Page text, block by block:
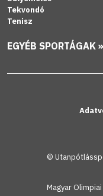
Tekvondó
Tenisz
EGYÉB SPORTÁGAK »
©
Magyar